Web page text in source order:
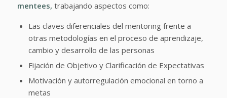
mentees, trabajando aspectos como:
Las claves diferenciales del mentoring frente a
otras metodologías en el proceso de aprendizaje,
cambio y desarrollo de las personas
Fijación de Objetivo y Clarificación de Expectativas
Motivación y autorregulación emocional en torno a
metas